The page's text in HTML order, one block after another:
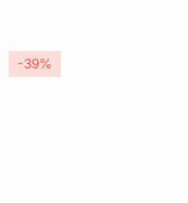
-39%